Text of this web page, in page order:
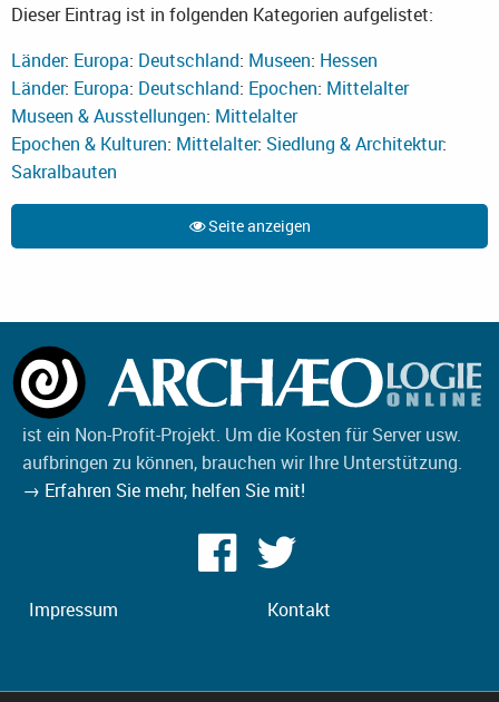
Dieser Eintrag ist in folgenden Kategorien aufgelistet:
Länder: Europa: Deutschland: Museen: Hessen
Länder: Europa: Deutschland: Epochen: Mittelalter
Museen & Ausstellungen: Mittelalter
Epochen & Kulturen: Mittelalter: Siedlung & Architektur:
Sakralbauten
Seite anzeigen
ist ein Non-Profit-Projekt. Um die Kosten für Server usw.
aufbringen zu können, brauchen wir Ihre Unterstützung.
→ Erfahren Sie mehr, helfen Sie mit!
Impressum Kontakt